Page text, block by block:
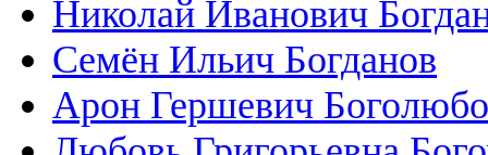
Николай Иванович
Семён Ильич Богданов
Арон Гершевич